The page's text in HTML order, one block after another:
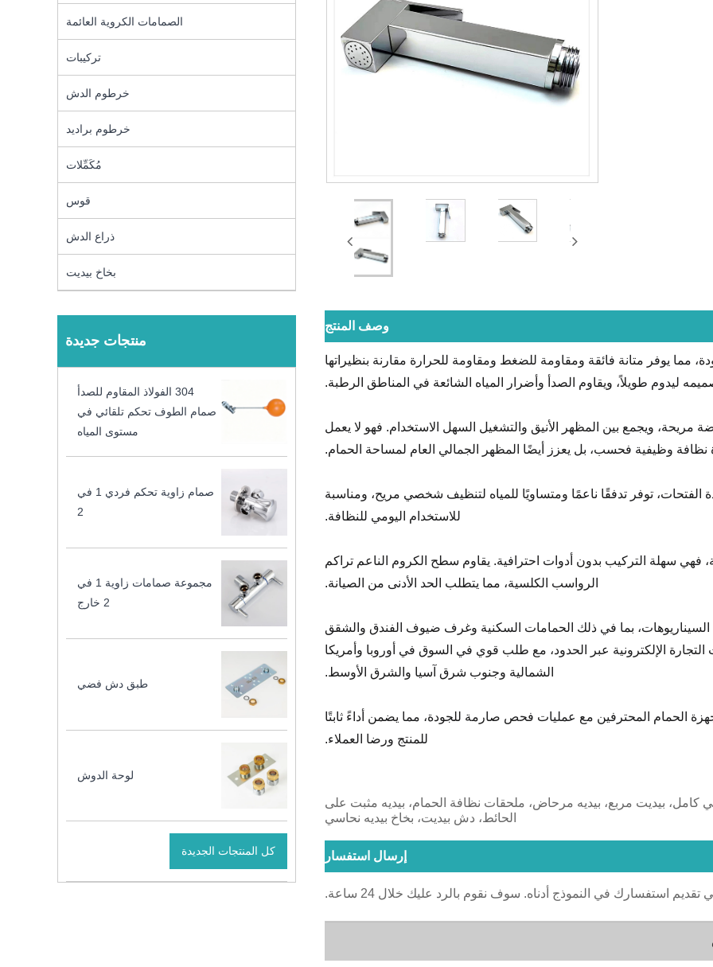
الصمامات الكروية العائمة
تركيبات
خرطوم الدش
خرطوم براديد
مُكَمِّلات
قوس
ذراع الدش
بخاخ بيديت
منتجات جديدة
304 الفولاذ المقاوم للصدأ
صمام الطوف تحكم تلقائي في
مستوى المياه
صمام زاوية تحكم فردي 1 في
2
مجموعة صمامات زاوية 1 في
2 خارج
طبق دش فضي
لوحة الدوش
كل المنتجات الجديدة
وصف المنتج
مما يوفر متانة فائقة ومقاومة للضغط ومقاومة للحرارة مقارنة بنظيراتها
ليدوم طويلاً، ويقاوم الصدأ وأضرار المياه الشائعة في المناطق الرطبة.
مريحة، ويجمع بين المظهر الأنيق والتشغيل السهل الاستخدام. فهو لا يعمل
نظافة وظيفية فحسب، بل يعزز أيضًا المظهر الجمالي العام لمساحة الحمام.
الفتحات، توفر تدفقًا ناعمًا ومتساويًا للمياه لتنظيف شخصي مريح، ومناسبة
للاستخدام اليومي للنظافة.
فهي سهلة التركيب بدون أدوات احترافية. يقاوم سطح الكروم الناعم تراكم
الرواسب الكلسية، مما يتطلب الحد الأدنى من الصيانة.
بما في ذلك الحمامات السكنية وغرف ضيوف الفندق والشقق
الإلكترونية عبر الحدود، مع طلب قوي في السوق في أوروبا وأمريكا
الشمالية وجنوب شرق آسيا والشرق الأوسط.
الحمام المحترفين مع عمليات فحص صارمة للجودة، مما يضمن أداءً ثابتًا
للمنتج ورضا العملاء.
كامل، بيديت مربع، بيديه مرحاض، ملحقات نظافة الحمام، بيديه مثبت على
الحائط، دش بيديت، بخاخ بيديه نحاسي
إرسال استفسار
تقديم استفسارك في النموذج أدناه. سوف نقوم بالرد عليك خلال 24 ساعة.